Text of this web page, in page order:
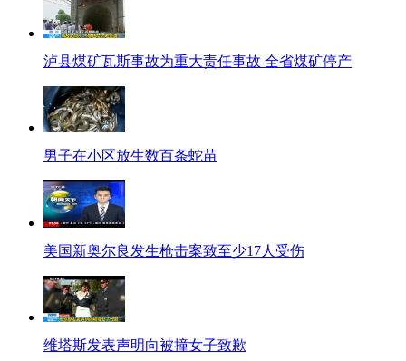
泸县煤矿瓦斯事故为重大责任事故 全省煤矿停产
男子在小区放生数百条蛇苗
美国新奥尔良发生枪击案致至少17人受伤
维塔斯发表声明向被撞女子致歉